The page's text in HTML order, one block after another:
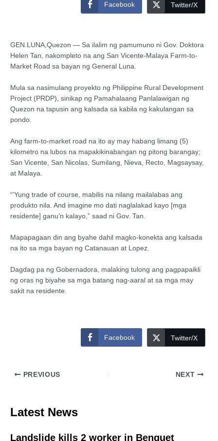
Facebook Twitter/X
GEN.LUNA,Quezon — Sa ilalim ng pamumuno ni Gov. Doktora
Helen Tan, nakompleto na ang San Vicente-Malaya Farm-to-
Market Road sa bayan ng General Luna.
Mula sa nasimulang proyekto ng Philippine Rural Development
Project (PRDP), sinikap ng Pamahalaang Panlalawigan ng
Quezon na tapusin ang kalsada sa kabila ng kakulangan sa
pondo.
Ang farm-to-market road na ito ay may habang limang (5)
kilometro na lubos na mapakikinabangan ng pitong barangay;
San Vicente, San Nicolas, Sumilang, Nieva, Recto, Magsaysay,
at Malaya.
“’Yung trade of course, mabilis na nilang mailalabas ang
produkto nila. And imagine mo dati naglalakad kayo [mga
residente] ganu’n kalayo,” saad ni Gov. Tan.
Mapapagaan din ang byahe dahil magko-konekta ang kalsada
na ito sa mga bayan ng Catanauan at Lopez.
Dagdag pa ng Gobernadora, malaking tulong ang pagpapaikli
ng oras ng biyahe sa mga batang nag-aaral at sa mga may
sakit na residente.
Facebook Twitter/X
PREVIOUS NEXT
Latest News
Landslide kills 2 worker in Benguet